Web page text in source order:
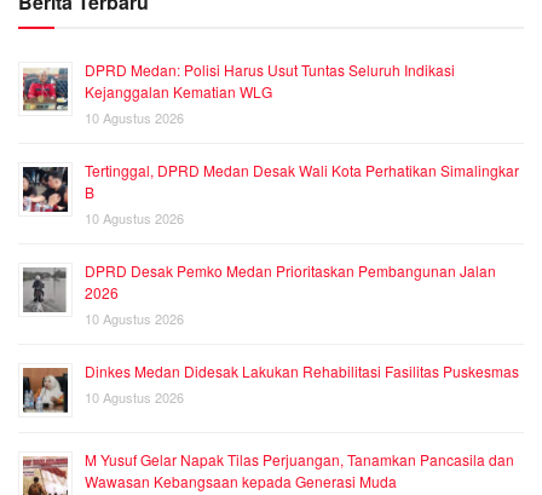
DPRD Medan: Polisi Harus Usut Tuntas Seluruh Indikasi
Kejanggalan Kematian WLG
10 Agustus 2026
Tertinggal, DPRD Medan Desak Wali Kota Perhatikan Simalingkar
B
10 Agustus 2026
DPRD Desak Pemko Medan Prioritaskan Pembangunan Jalan
2026
10 Agustus 2026
Dinkes Medan Didesak Lakukan Rehabilitasi Fasilitas Puskesmas
10 Agustus 2026
M Yusuf Gelar Napak Tilas Perjuangan, Tanamkan Pancasila dan
Wawasan Kebangsaan kepada Generasi Muda